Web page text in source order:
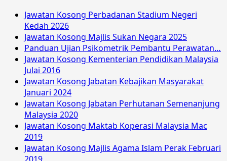
Jawatan Kosong Perbadanan Stadium Negeri
Kedah 2026
Jawatan Kosong Majlis Sukan Negara 2025
Panduan Ujian Psikometrik Pembantu Perawatan…
Jawatan Kosong Kementerian Pendidikan Malaysia
Julai 2016
Jawatan Kosong Jabatan Kebajikan Masyarakat
Januari 2024
Jawatan Kosong Jabatan Perhutanan Semenanjung
Malaysia 2020
Jawatan Kosong Maktab Koperasi Malaysia Mac
2019
Jawatan Kosong Majlis Agama Islam Perak Februari